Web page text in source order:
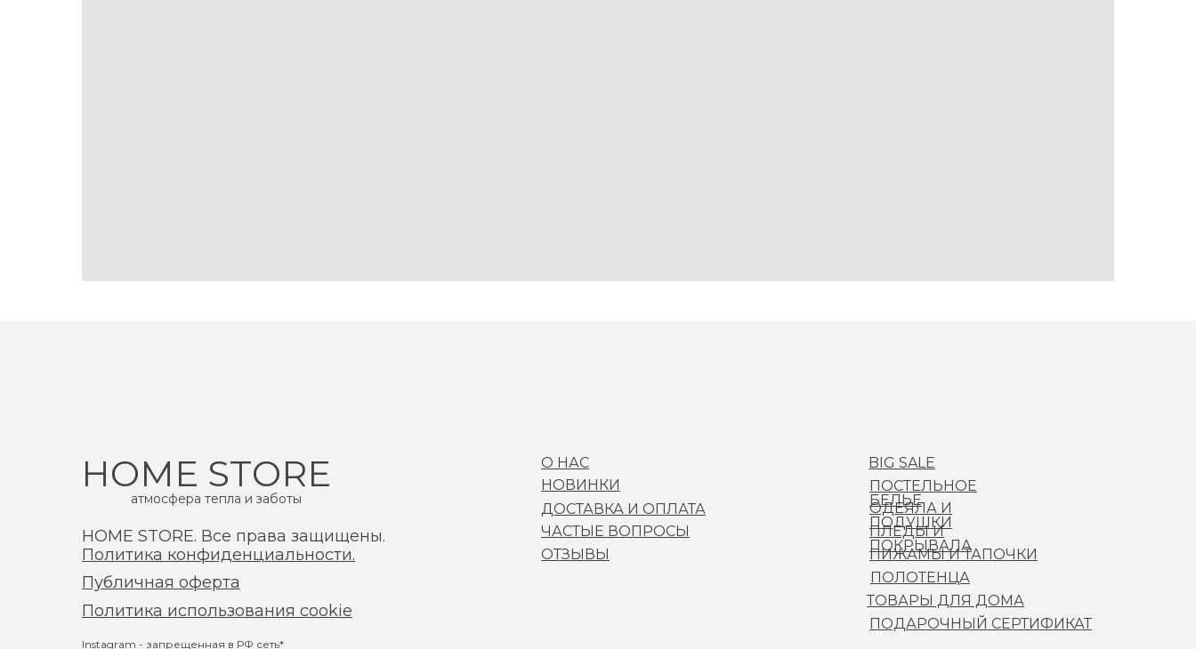
О НАС
НОВИНКИ
ДОСТАВКА И ОПЛАТА
ЧАСТЫЕ ВОПРОСЫ
ОТЗЫВЫ
ПОЛОТЕНЦА
ПОСТЕЛЬНОЕ
БЕЛЬЕ
ОДЕЯЛА И
ПОДУШКИ
ПЛЕДЫ И
ПОКРЫВАЛА
ПИЖАМЫ И ТАПОЧКИ
ТОВАРЫ ДЛЯ ДОМА
BIG SALE
ПОДАРОЧНЫЙ СЕРТИФИКАТ
HOME STORE
Политика использования cookie
Публичная оферта
HOME STORE. Все права защищены.
Политика конфиденциальности.
Instagram - запрещенная в РФ сеть*
атмосфера тепла и заботы